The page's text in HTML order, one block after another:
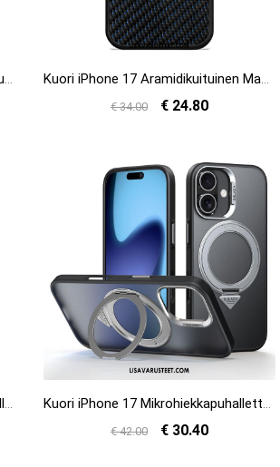
Kuori iPhone 17 Aramidikuituinen Magsafe Suojakuori
€ 34.00 € 24.80
€ 42.00 € 30.40